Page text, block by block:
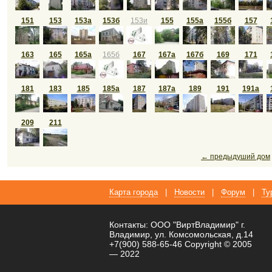
151 153 153а 153б 153и 155 155а 155б 157
163 165 165а 165б 167 167а 167б 169 171
181 183 185 185а 187 187а 189 191 191а
209 211
← предыдуший дом
Карта города Новости Форум
Контакты: ООО "ВиртВладимир" г.
Владимир, ул. Комсомольская, д.14
+7(900) 588-65-46 Copyright © 2005
— 2022